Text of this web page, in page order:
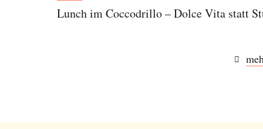
Lunch im Coccodrillo – Dolce Vita statt